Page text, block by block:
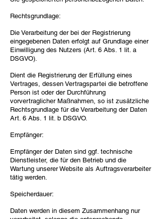
Rechtsgrundlage:
Die Verarbeitung der bei der Registrierung
eingegebenen Daten erfolgt auf Grundlage einer
Einwilligung des Nutzers (Art. 6 Abs. 1 lit. a
DSGVO).
Dient die Registrierung der Erfüllung eines
Vertrages, dessen Vertragspartei die betroffene
Person ist oder der Durchführung
vorvertraglicher Maßnahmen, so ist zusätzliche
Rechtsgrundlage für die Verarbeitung der Daten
Art. 6 Abs. 1 lit. b DSGVO.
Empfänger:
Empfänger der Daten sind ggf. technische
Dienstleister, die für den Betrieb und die
Wartung unserer Website als Auftragsverarbeiter
tätig werden.
Speicherdauer:
Daten werden in diesem Zusammenhang nur